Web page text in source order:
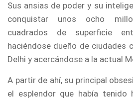
Sus ansias de poder y su
conquistar unos ocho
cuadrados de superficie
haciéndose dueño de ciudades
Delhi y acercándose a la actual
A partir de ahí, su principal
el esplendor que había tenido